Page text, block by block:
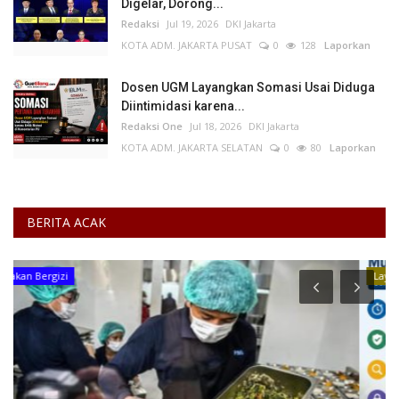
Digelar, Dorong...
Redaksi Jul 19, 2026 DKI Jakarta
KOTA ADM. JAKARTA PUSAT
0 128 Laporkan
Dosen UGM Layangkan Somasi Usai Diduga
Diintimidasi karena...
Redaksi One Jul 18, 2026 DKI Jakarta
KOTA ADM. JAKARTA SELATAN
0 80 Laporkan
BERITA ACAK
Layanan Publik